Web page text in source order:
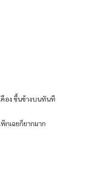
อง ขึ้นข้างบนทันที
กเฉยก็ยากมาก